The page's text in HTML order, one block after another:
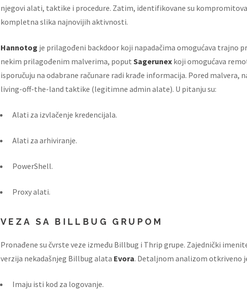
njegovi alati, taktike i procedure. Zatim, identifikovane su
kompletna slika najnovijih aktivnosti.
Hannotog je prilagođeni backdoor koji napadačima omogućava trajno
nekim prilagođenim malverima, poput Sagerunex koji omogućava
isporučuju na odabrane računare radi krađe informacija. Pored malvera,
living-off-the-land taktike (legitimne admin alate). U pitanju su:
Alati za izvlačenje kredencijala.
Alati za arhiviranje.
PowerShell.
Proxy alati.
VEZA SA BILLBUG GRUPOM
Pronađene su čvrste veze između Billbug i Thrip grupe. Zajednički
verzija nekadašnjeg Billbug alata Evora. Detaljnom analizom otkriveno
Imaju isti kod za logovanje.